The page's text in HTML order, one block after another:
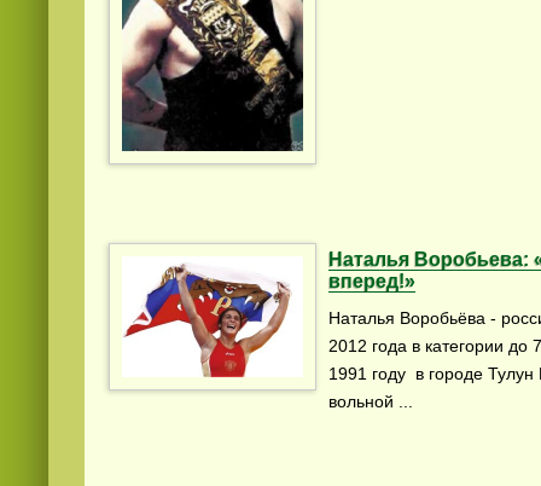
Наталья Воробьева:
вперед!»
Наталья Воробьёва -
2012 года в категории
1991 году в городе
вольной ...